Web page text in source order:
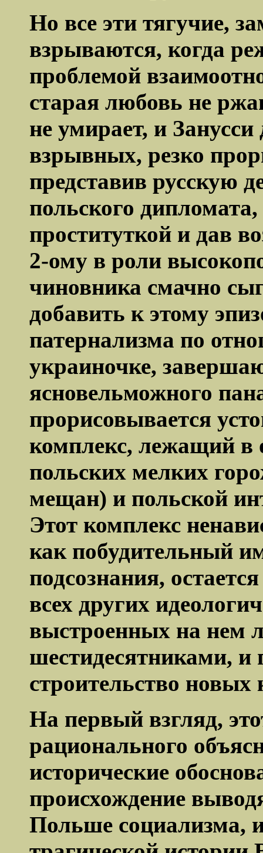
Но все эти тягучие,
взрываются, когда
проблемой
старая любовь не
не умирает, и Занусси
взрывных, резко
представив русскую
польского
проституткой и дав
2-ому в роли
чиновника смачно
добавить к этому
патернализма по
украиночке,
ясновельможного
прорисовывается
комплекс, лежащий в
польских мелких
мещан) и польской
Этот комплекс
как побудительный
подсознания,
всех других
выстроенных на нем
шестидесятниками, и
строительство новых
На первый взгляд,
рационального
исторические
происхождение
Польше социализма,